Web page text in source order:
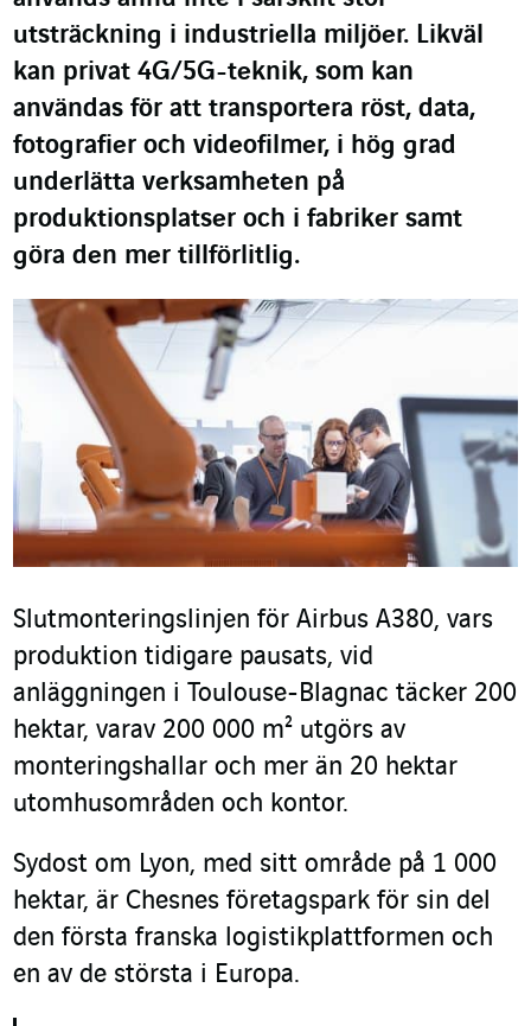
utsträckning i industriella miljöer. Likväl
kan privat 4G/5G-teknik, som kan
användas för att transportera röst, data,
fotografier och videofilmer, i hög grad
underlätta verksamheten på
produktionsplatser och i fabriker samt
göra den mer tillförlitlig.
Slutmonteringslinjen för Airbus A380, vars
produktion tidigare pausats, vid
anläggningen i Toulouse-Blagnac täcker 200
hektar, varav 200 000 m² utgörs av
monteringshallar och mer än 20 hektar
utomhusområden och kontor.
Sydost om Lyon, med sitt område på 1 000
hektar, är Chesnes företagspark för sin del
den första franska logistikplattformen och
en av de största i Europa.